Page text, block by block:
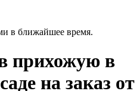
в ближайшее время.
прихожую в
на заказ от